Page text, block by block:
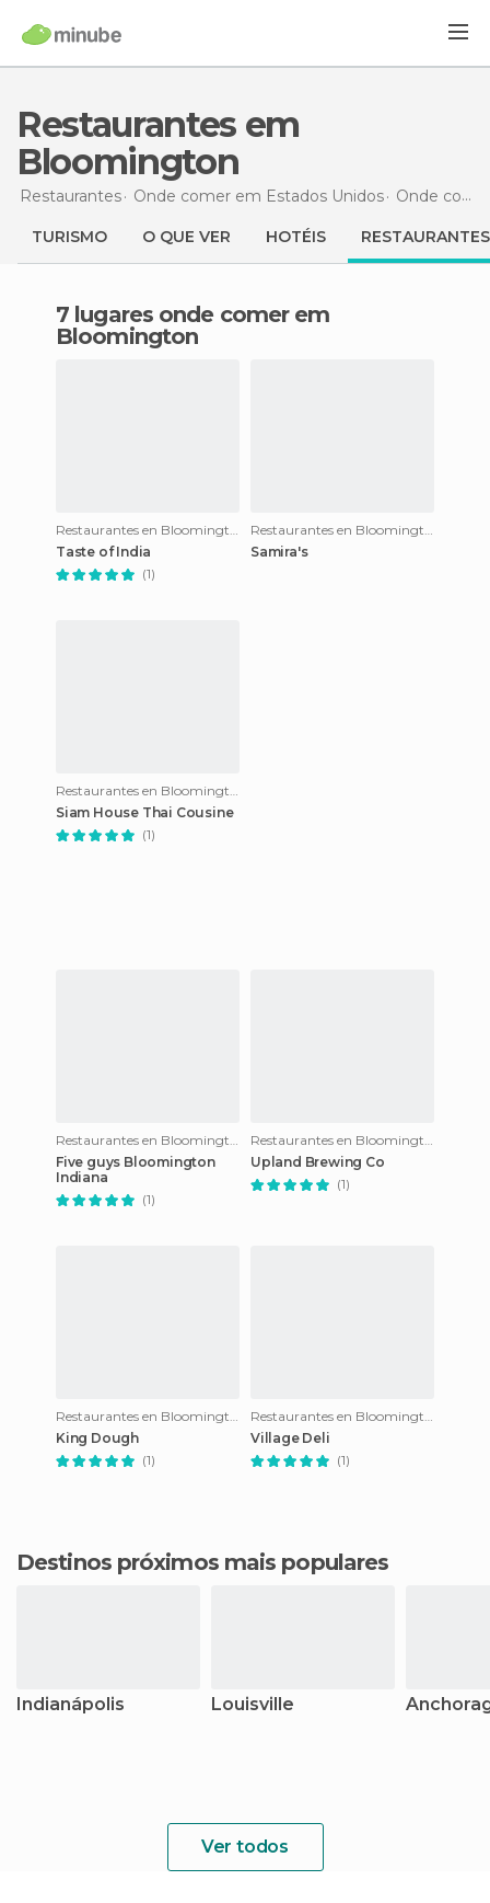
Restaurantes em
Bloomington
Restaurantes Onde comer em Estados Unidos Onde comer em Indiana
TURISMO O QUE VER HOTÉIS RESTAURANTES
7 lugares onde comer em
Bloomington
Restaurantes en Bloomington
Taste of India
(1)
Restaurantes en Bloomington
Samira's
Restaurantes en Bloomington
Siam House Thai Cousine
(1)
Restaurantes en Bloomington
Five guys Bloomington
Indiana
(1)
Restaurantes en Bloomington
Upland Brewing Co
(1)
Restaurantes en Bloomington
King Dough
(1)
Restaurantes en Bloomington
Village Deli
(1)
Destinos próximos mais populares
Indianápolis Louisville
Ver todos